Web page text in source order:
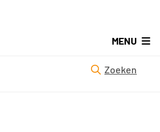
MENU
Zoeken